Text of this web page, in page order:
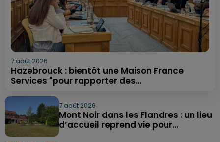
7 août 2026
Hazebrouck : bientôt une Maison France
Services "pour rapporter des...
7 août 2026
Mont Noir dans les Flandres : un lieu
d’accueil reprend vie pour...